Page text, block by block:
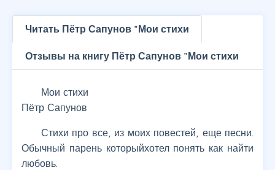
Читать Пётр Сапунов "Мои стихи
Отзывы на книгу Пётр Сапунов "Мои стихи
Мои стихи
Пётр Сапунов
Стихи про все, из моих повестей, еще песни.
Обычный парень которыйхотел понять как найти
любовь.